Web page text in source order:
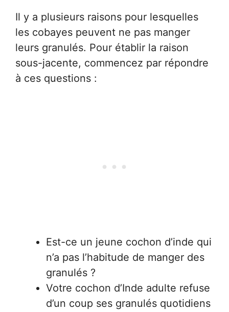
Il y a plusieurs raisons pour lesquelles
les cobayes peuvent ne pas manger
leurs granulés. Pour établir la raison
sous-jacente, commencez par répondre
à ces questions :
Est-ce un jeune cochon d’inde qui
n’a pas l’habitude de manger des
granulés ?
Votre cochon d’Inde adulte refuse
d’un coup ses granulés quotidiens